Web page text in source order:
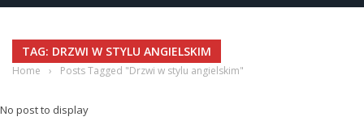
TAG: DRZWI W STYLU ANGIELSKIM
Home › Posts Tagged "Drzwi w stylu angielskim"
No post to display